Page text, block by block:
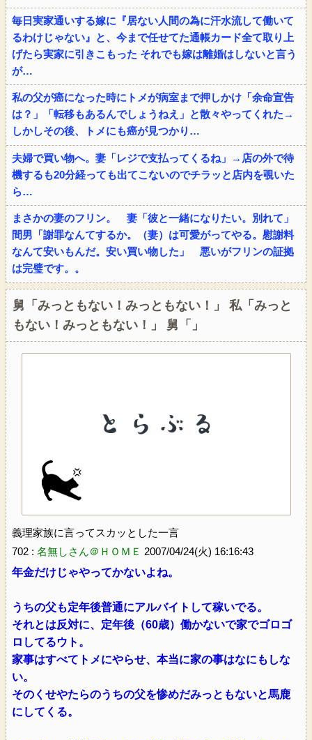
毎日実家通いする嫁に『居ない人間の為に汗水流して働いて
るわけじゃない』と、今まで任せてた通帳カード全て取り上
げたら実家に引きこもった それでも嫁は離婚はしないと言う
が…
私の父が癌になった時にトメが病室まで押しかけ「余命宣告
は？」「転移もあるんでしょうねえ」と散々やってくれた→
しかしその後、トメにも癌が見つかり…
夫婦で買い物へ。妻「レジで支払ってくるね」→店の外で待
機するも20分経っても出てこないのでチラッと店内を覗いた
ら…
まさかの妻のフリン。 妻「彼と一緒になりたい。別れて」
間男「謝罪なんてするか。（妻）は可愛がってやる。慰謝料
なんて安いもんだ。安い買い物した」 悪いがフリンの証拠
は完璧です。。
舅「みっともない！みっともない！」 私「みっと
もない！みっともない！」 舅「」
義理家族に言ってスカッとした一言
702 : 名無しさん＠ＨＯＭＥ 2007/04/24(火) 16:16:43
年金だけじゃやってかないよね。
うちの父も定年後普通にアルバイトして稼いでる。
それとは反対に、定年後（60歳）働かないで家でゴロゴ
ロしてるウト。
家事はすべてトメにやらせ、本当に家の事はなにもしな
い。
そのくせやたらのうちの父を惨めだみっともないと馬鹿
にしてくる。